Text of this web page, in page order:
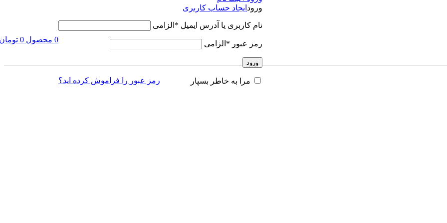
ورود ایجاد حساب کاربری
نام کاربری یا آدرس ایمیل * الزامی
رمز عبور * الزامی
ورود
رمز عبور را فراموش کرده اید؟ مرا به خاطر بسپار
0 محصول 0